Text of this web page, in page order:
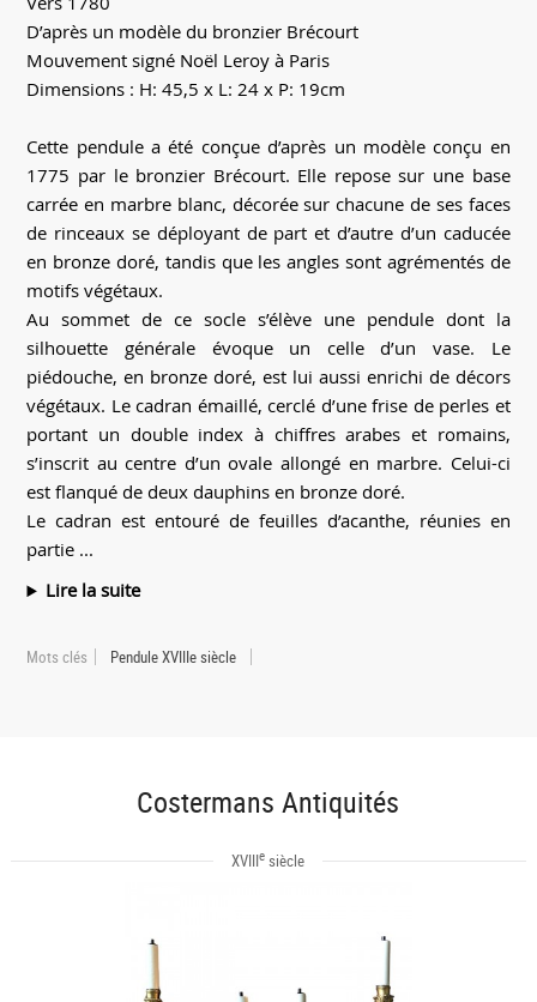
D’après un modèle du bronzier Brécourt
Mouvement signé Noël Leroy à Paris
Dimensions : H: 45,5 x L: 24 x P: 19cm
Cette pendule a été conçue d’après un modèle conçu en
1775 par le bronzier Brécourt. Elle repose sur une base
carrée en marbre blanc, décorée sur chacune de ses faces
de rinceaux se déployant de part et d’autre d’un caducée
en bronze doré, tandis que les angles sont agrémentés de
motifs végétaux.
Au sommet de ce socle s’élève une pendule dont la
silhouette générale évoque un celle d’un vase. Le
piédouche, en bronze doré, est lui aussi enrichi de décors
végétaux. Le cadran émaillé, cerclé d’une frise de perles et
portant un double index à chiffres arabes et romains,
s’inscrit au centre d’un ovale allongé en marbre. Celui-ci
est flanqué de deux dauphins en bronze doré.
Le cadran est entouré de feuilles d’acanthe, réunies en
partie ...
Lire la suite
Mots clés Pendule XVIIIe siècle
Costermans Antiquités
XVIIIe siècle